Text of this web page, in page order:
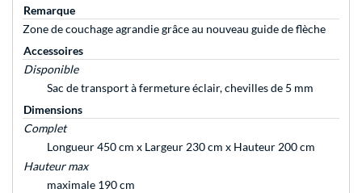
Remarque
Zone de couchage agrandie grâce au nouveau guide de flèche
Accessoires
Disponible
Sac de transport à fermeture éclair, chevilles de 5 mm
Dimensions
Complet
Longueur 450 cm x Largeur 230 cm x Hauteur 200 cm
Hauteur max
maximale 190 cm